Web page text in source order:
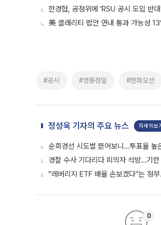
한경협, 공정위에 ‘RSU 공시 도입 반
美 클래리티 법안 연내 통과 가능성
#공시 #영풍정밀 #한화오션
정성욱 기자의 주요 뉴스 자세히보
순회경선 시도별 뜯어보니…투표율 높
경찰 수사 기다리다 피의자 석방…기
"레버리지 ETF 배율 손보겠다"는 정
0